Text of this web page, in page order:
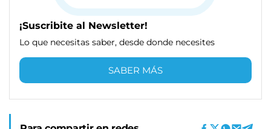
¡Suscribite al Newsletter!
Lo que necesitas saber, desde donde necesites
SABER MÁS